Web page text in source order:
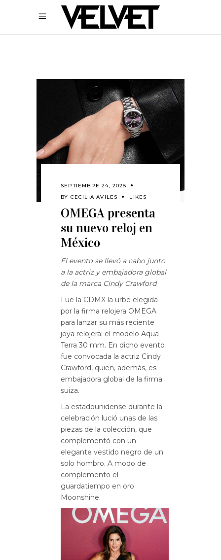
SEPTIEMBRE 24, 2025
BY CECILIA AVILES LIKES
OMEGA presenta
su nuevo reloj en
México
El evento se llevó a cabo junto
a la actriz y embajadora global
de la marca Cindy Crawford
Fue la CDMX la urbe elegida
por la firma relojera OMEGA
para lanzar su más reciente
joya relojera: el modelo Aqua
Terra 30 mm. En dicho evento
fue convocada la actriz Cindy
Crawford, quien, además, es
embajadora global de la firma
suiza.
La estadounidense durante la
celebración lució unas de las
piezas de la colección, que
complementó con un
elegante vestido negro de un
solo hombro. A modo de
complemento el
guardatiempo en oro
Moonshine.